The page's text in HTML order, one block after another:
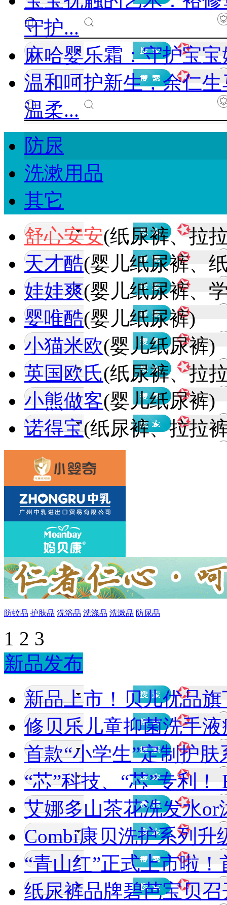
守护...
麻哈婴乐霜：守护宝
温和呵护新生，余仁
温柔...
防尿
洗漱用品
其它
舒心安安(纸尿裤、拉
天才酷(婴儿纸尿裤、
娃娃爽(婴儿纸尿裤、
婴唯酷(婴儿纸尿裤)
小猫米欧(婴儿纸尿裤)
英国欧氏(纸尿裤、拉
小熊做客(婴儿纸尿裤)
诺得宝(纸尿裤、拉拉
防蚊品 护肤品 洗浴品 洗涤品 洗漱品 防尿品
1 2 3
新品发布
新品上市！贝儿优品
修贝乐儿童抑菌洗手
首款“小学生”定制护
“芯”科技、“芯”专利！
艾娜多山茶花洗发水or
Combi康贝洗护系列升
“青山红”正式上市啦！
纸尿裤品牌碧芭宝贝